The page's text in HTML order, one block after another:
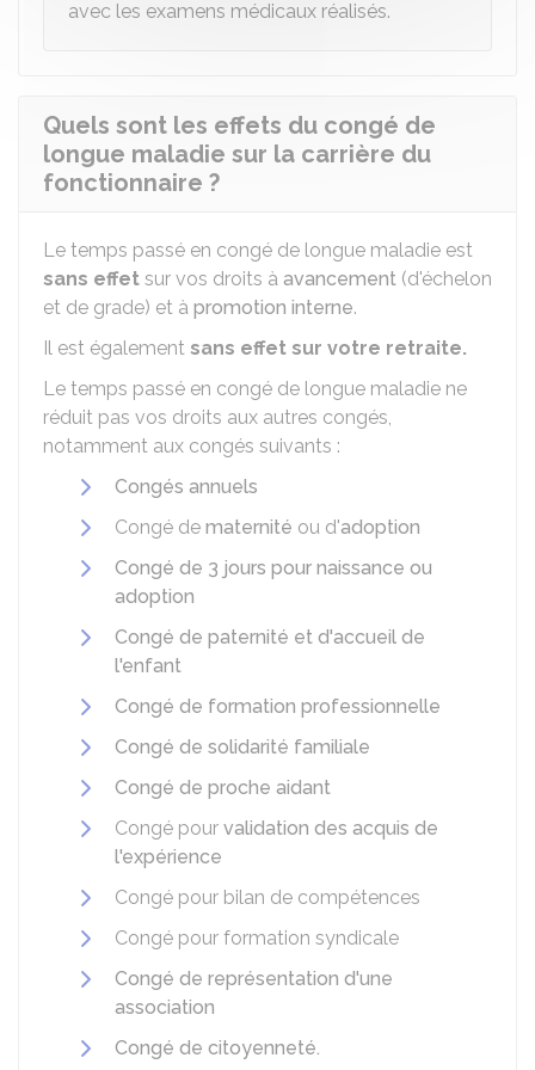
avec les examens médicaux réalisés.
Quels sont les effets du congé de
longue maladie sur la carrière du
fonctionnaire ?
Le temps passé en congé de longue maladie est
sans effet sur vos droits à avancement (d'échelon
et de grade) et à promotion interne.
Il est également sans effet sur votre retraite.
Le temps passé en congé de longue maladie ne
réduit pas vos droits aux autres congés,
notamment aux congés suivants :
Congés annuels
Congé de maternité ou d'adoption
Congé de 3 jours pour naissance ou
adoption
Congé de paternité et d'accueil de
l'enfant
Congé de formation professionnelle
Congé de solidarité familiale
Congé de proche aidant
Congé pour validation des acquis de
l'expérience
Congé pour bilan de compétences
Congé pour formation syndicale
Congé de représentation d'une
association
Congé de citoyenneté.